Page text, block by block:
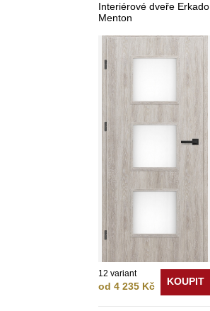
Interiérové dveře Erkado
Menton
12 variant
od 4 235 Kč KOUPIT